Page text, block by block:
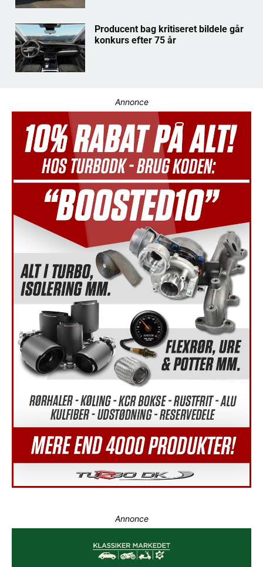
Producent bag kritiseret bildele går
konkurs efter 75 år
Annonce
Annonce